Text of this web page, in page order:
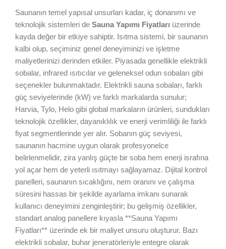
Saunanın temel yapısal unsurları kadar, iç donanımı ve
teknolojik sistemleri de Sauna Yapımı Fiyatları üzerinde
kayda değer bir etkiye sahiptir. Isıtma sistemi, bir saunanın
kalbi olup, seçiminiz genel deneyiminizi ve işletme
maliyetlerinizi derinden etkiler. Piyasada genellikle elektrikli
sobalar, infrared ısıtıcılar ve geleneksel odun sobaları gibi
seçenekler bulunmaktadır. Elektrikli sauna sobaları, farklı
güç seviyelerinde (kW) ve farklı markalarda sunulur;
Harvia, Tylo, Helo gibi global markaların ürünleri, sundukları
teknolojik özellikler, dayanıklılık ve enerji verimliliği ile farklı
fiyat segmentlerinde yer alır. Sobanın güç seviyesi,
saunanın hacmine uygun olarak profesyonelce
belirlenmelidir, zira yanlış güçte bir soba hem enerji israfına
yol açar hem de yeterli ısıtmayı sağlayamaz. Dijital kontrol
panelleri, saunanın sıcaklığını, nem oranını ve çalışma
süresini hassas bir şekilde ayarlama imkanı sunarak
kullanıcı deneyimini zenginleştirir; bu gelişmiş özellikler,
standart analog panellere kıyasla **Sauna Yapımı
Fiyatları** üzerinde ek bir maliyet unsuru oluşturur. Bazı
elektrikli sobalar, buhar jeneratörleriyle entegre olarak